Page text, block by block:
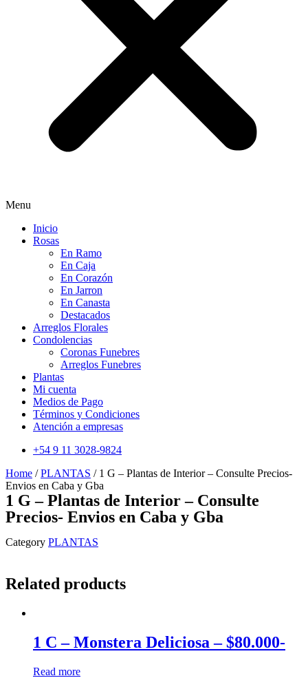
Menu
Inicio
Rosas
En Ramo
En Caja
En Corazón
En Jarron
En Canasta
Destacados
Arreglos Florales
Condolencias
Coronas Funebres
Arreglos Funebres
Plantas
Mi cuenta
Medios de Pago
Términos y Condiciones
Atención a empresas
+54 9 11 3028-9824
Home /PLANTAS / 1 G – Plantas de Interior – Consulte Precios-
Envios en Caba y Gba
1 G – Plantas de Interior – Consulte
Precios- Envios en Caba y Gba
Category PLANTAS
Related products
1 C – Monstera Deliciosa – $80.000-
Read more